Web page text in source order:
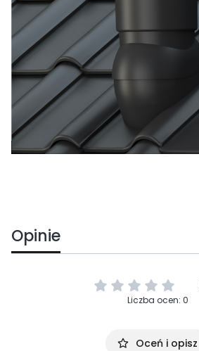
Opinie
Liczba ocen: 0
Oceń i opisz